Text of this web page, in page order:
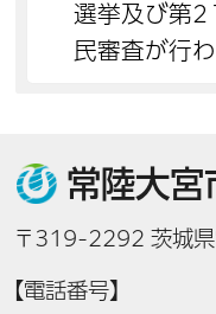
選挙及び第2
民審査が行
常陸大宮
〒319-2292 茨城
【電話番号】